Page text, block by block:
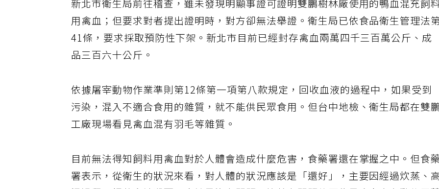
新北市衛生局前往稽查，雖未發現明顯事證可證明雙鵬樹林廠使用的鴨血混充飼
用禽血；但要求對者提出證明時，對方卻無法舉證。衛生局已依食品衛生管理法第
41條，要求採取預防性下架。新北市目前已經封存禽血兩萬四千三百萬公斤、成
品三百六十公斤。
依據屠宰動物作業準則第12條第一項第八款規定，回收血液的過程中，如果受到
污染，混入不適合食用的雜質，就不能供民眾食用。但台中地檢、衛生局都在雙
工廠現場看見禽血混有羽毛等雜質。
目前無法得知飼料用禽血對於人體會造成什麼危害，食藥署還在掌握之中。但食
署表示，從衛生的狀況來看，對人體的狀況應該是「還好」，主要因經過炊蒸、高